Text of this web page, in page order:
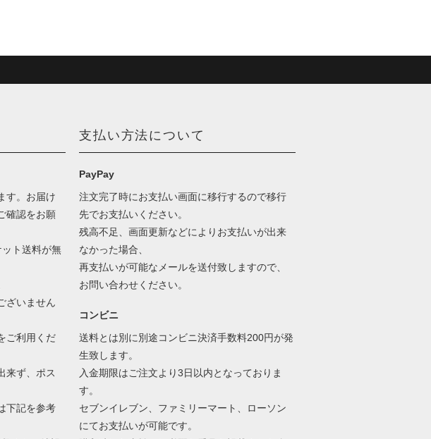
す。お届け
確認をお願
ット送料が無
ざいません
ご利用くだ
来ず、ポス
下記を参考
支払い方法について
PayPay
注文完了時にお支払い画面に移行するので移行
先でお支払いください。
残高不足、画面更新などによりお支払いが出来
なかった場合、
再支払いが可能なメールを送付致しますので、
お問い合わせください。
コンビニ
送料とは別に別途コンビニ決済手数料200円が発
生致します。
入金期限はご注文より3日以内となっておりま
す。
セブンイレブン、ファミリーマート、ローソン
にてお支払いが可能です。